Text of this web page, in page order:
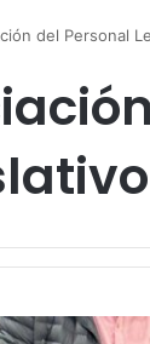
del Personal